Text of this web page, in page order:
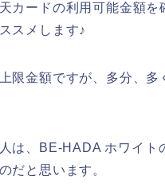
カードの利用可能金額
スメします♪
限金額ですが、多分、
は、BE-HADA ホワイト
だと思います。